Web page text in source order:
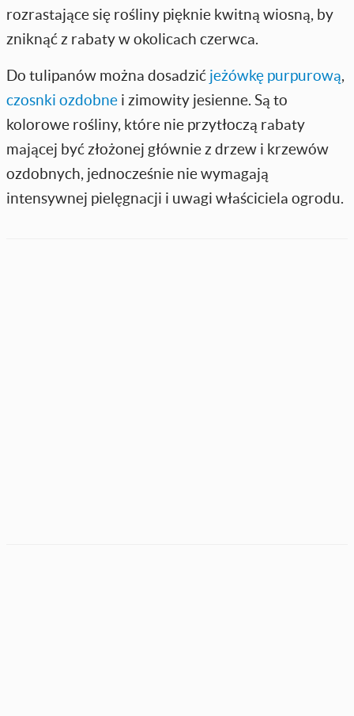
rozrastające się rośliny pięknie kwitną wiosną, by
zniknąć z rabaty w okolicach czerwca.
Do tulipanów można dosadzić jeżówkę purpurową,
czosnki ozdobne i zimowity jesienne. Są to
kolorowe rośliny, które nie przytłoczą rabaty
mającej być złożonej głównie z drzew i krzewów
ozdobnych, jednocześnie nie wymagają
intensywnej pielęgnacji i uwagi właściciela ogrodu.